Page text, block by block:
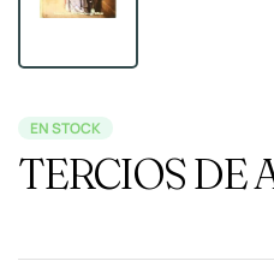
EN STOCK
TERCIOS DE